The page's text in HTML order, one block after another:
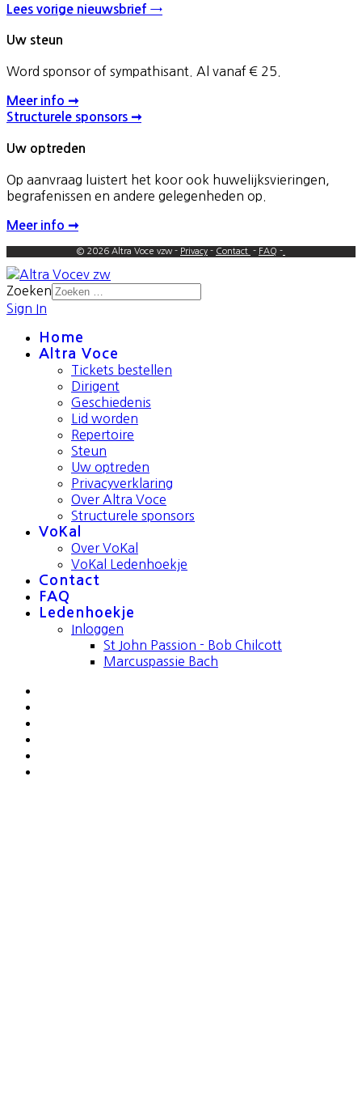
Lees vorige nieuwsbrief →
Uw steun
Word sponsor of sympathisant. Al vanaf € 25.
Meer info ➞
Structurele sponsors ➞
Uw optreden
Op aanvraag luistert het koor ook huwelijksvieringen,
begrafenissen en andere gelegenheden op.
Meer info ➞
© 2026 Altra Voce vzw - Privacy - Contact - FAQ -
Zoeken
Sign In
Home
Altra Voce
Tickets bestellen
Dirigent
Geschiedenis
Lid worden
Repertoire
Steun
Uw optreden
Privacyverklaring
Over Altra Voce
Structurele sponsors
VoKal
Over VoKal
VoKal Ledenhoekje
Contact
FAQ
Ledenhoekje
Inloggen
St John Passion - Bob Chilcott
Marcuspassie Bach